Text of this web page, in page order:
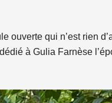
ouverte qui n’est rien
à Gulia Farnèse